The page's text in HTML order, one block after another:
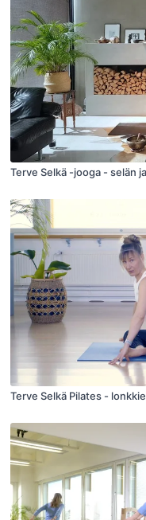
Terve Selkä -jooga - selän
Terve Selkä Pilates -